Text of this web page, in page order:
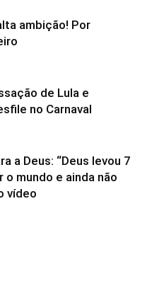
ambição! Por
de Lula e
no Carnaval
a Deus: “Deus levou 7
o mundo e ainda não
vídeo